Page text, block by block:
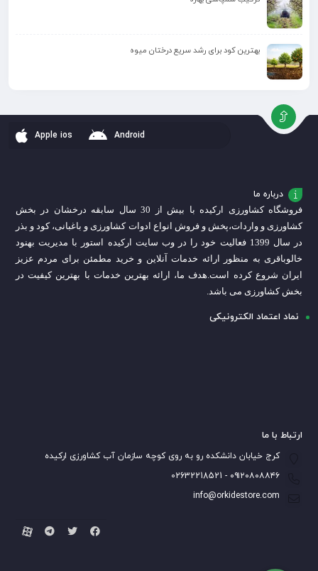
بهترین کود برای رشد سریع درختان میوه
Apple ios Android
درباره ما
فروشگاه کشاورزی ارکیده با بیش از 30 سال سابقه درخشان در بخش
کشاورزی و واردات،پخش و فروش انواع ادوات کشاورزی و باغبانی، کود و بذر
در سال 1399 فعالیت خود را در وب سایت ارکیده استور با مدیریت بهنود
خالوباقری به منظور ارائه خدمات آنلاین و خرید مطمئن برای مردم عزیز
ایران شروع کرده است. هدف ما، ارائه بهترین خدمات با بهترین کیفیت در
بخش کشاورزی می باشد.
نماد اعتماد الکترونیکی
ارتباط با ما
کرج خیابان دانشکده رو به روی کوچه سازمان آب کشاورزی ارکیده
۰۹۱۲۰۸۰۸۸۴۶ - 02632218521
info@orkidestore.com